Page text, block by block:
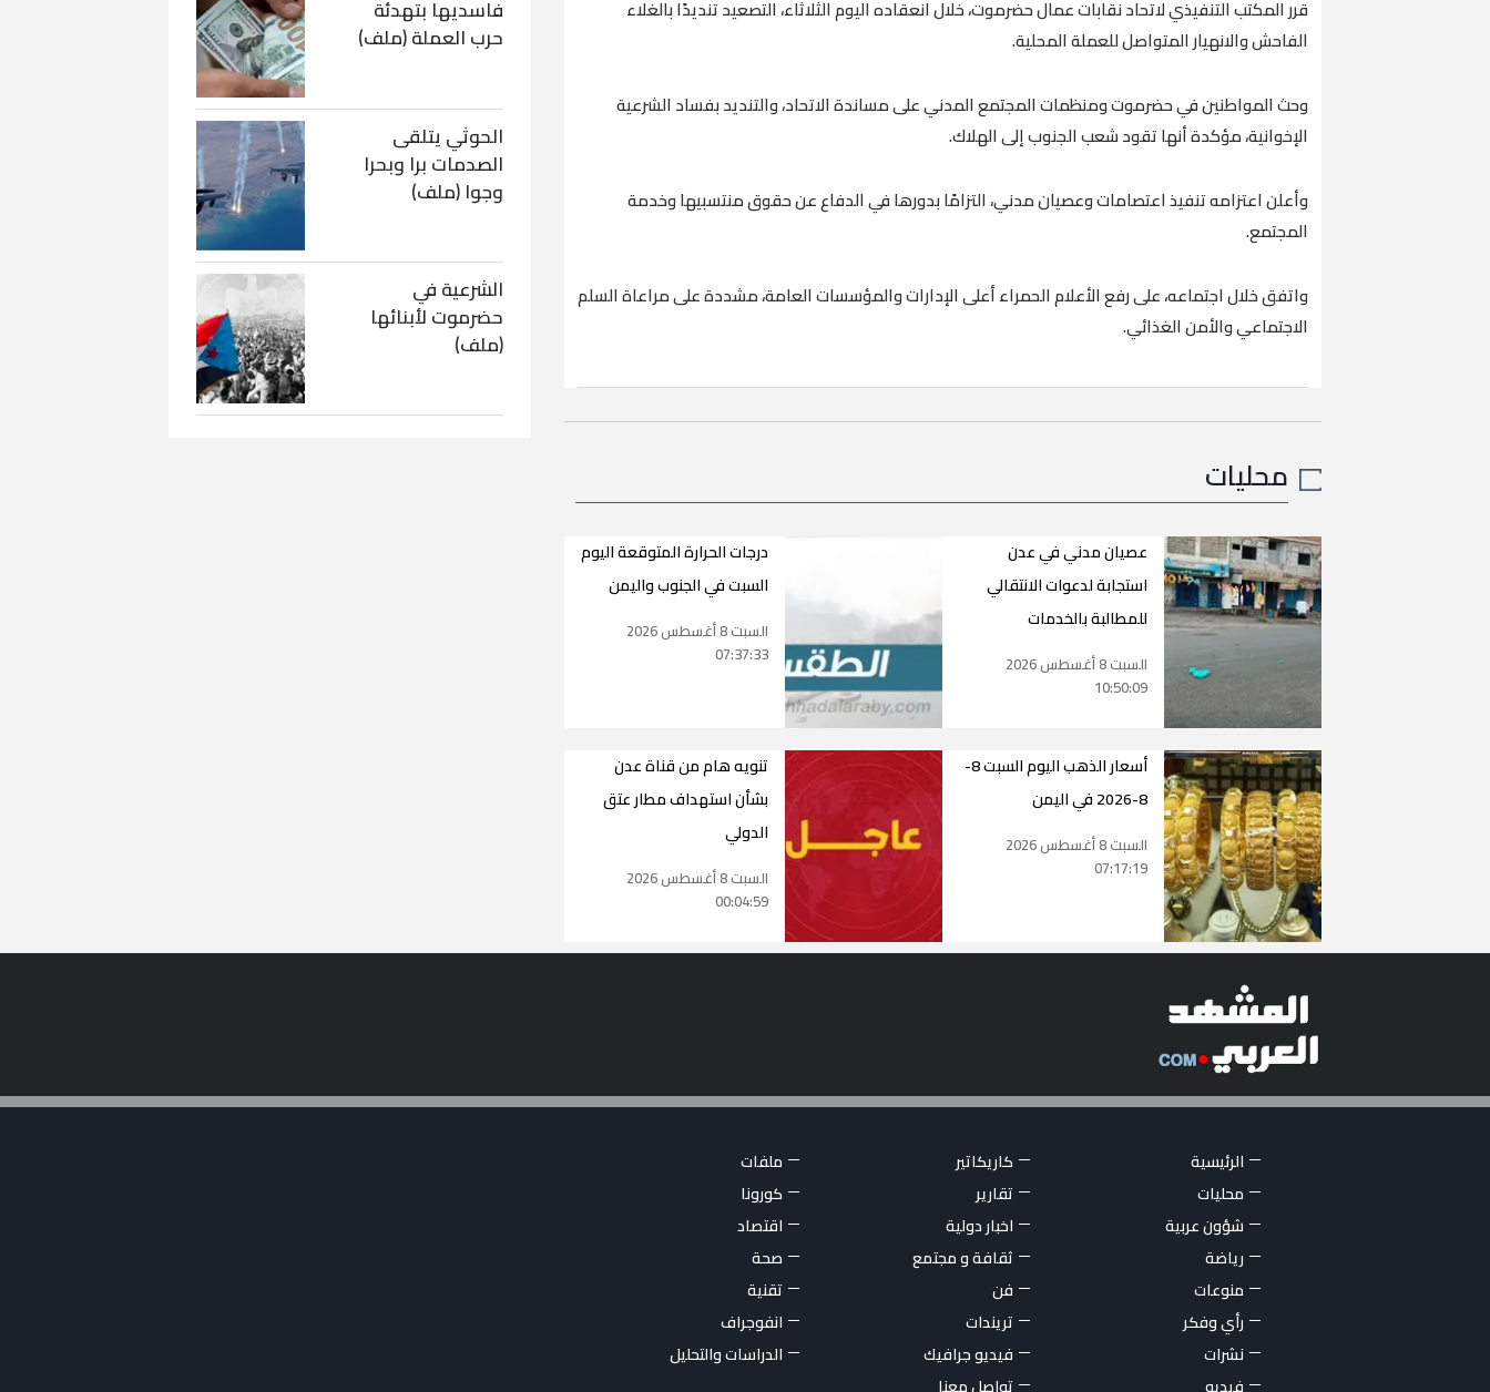
قرر المكتب التنفيذي لاتحاد نقابات عمال حضرموت، خلال انعقاده اليوم الثلاثاء، التصعيد تنديدًا بالغلاء
الفاحش والانهيار المتواصل للعملة المحلية.
وحث المواطنين في حضرموت ومنظمات المجتمع المدني على مساندة الاتحاد، والتنديد بفساد الشرعية
الإخوانية، مؤكدة أنها تقود شعب الجنوب إلى الهلاك.
وأعلن اعتزامه تنفيذ اعتصامات وعصيان مدني، التزامًا بدورها في الدفاع عن حقوق منتسبيها وخدمة
المجتمع.
واتفق خلال اجتماعه، على رفع الأعلام الحمراء أعلى الإدارات والمؤسسات العامة، مشددة على مراعاة السلم
الاجتماعي والأمن الغذائي.
محليات
عصيان مدني في عدن
استجابة لدعوات الانتقالي
للمطالبة بالخدمات
السبت 8 أغسطس 2026
10:50:09
درجات الحرارة المتوقعة اليوم
السبت في الجنوب واليمن
السبت 8 أغسطس 2026
07:37:33
أسعار الذهب اليوم السبت 8-
8-2026 في اليمن
السبت 8 أغسطس 2026
07:17:19
تنويه هام من قناة عدن
بشأن استهداف مطار عتق
الدولي
السبت 8 أغسطس 2026
00:04:59
فاسديها بتهدئة
حرب العملة (ملف)
الحوثي يتلقى
الصدمات برا وبحرا
وجوا (ملف)
الشرعية في
حضرموت لأبنائها
(ملف)
الرئيسية كاريكاتير
ملفات
محليات
تقارير
كورونا
شؤون عربية
اخبار دولية
اقتصاد
رياضة
ثقافة و مجتمع
صحة
منوعات
فن
تقنية
رأي وفكر
تريندات
انفوجراف
نشرات
فيديو جرافيك
الدراسات والتحليل